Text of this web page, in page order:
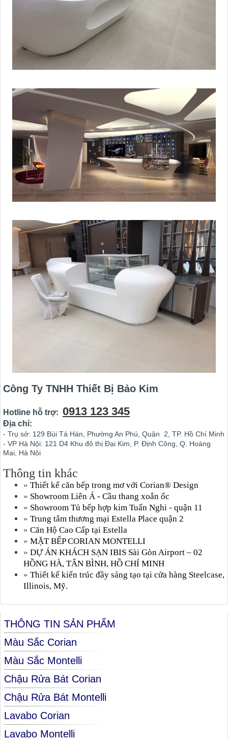
Công Ty TNHH Thiết Bị Bảo Kim
Hotline hỗ trợ: 0913 123 345
Địa chỉ:
- Trụ sở: 129 Bùi Tá Hán, Phường An Phú, Quận 2, TP. Hồ Chí Minh
- VP Hà Nội: 121 D4 Khu đô thị Đại Kim, P. Định Công, Q. Hoàng
Mai, Hà Nội
Thông tin khác
» Thiết kế căn bếp trong mơ với Corian® Design
» Showroom Liên Á - Cầu thang xoắn ốc
» Showroom Tủ bếp hợp kim Tuấn Nghi - quận 11
» Trung tâm thương mại Estella Place quận 2
» Căn Hộ Cao Cấp tại Estella
» MẶT BẾP CORIAN MONTELLI
» DỰ ÁN KHÁCH SẠN IBIS Sài Gòn Airport – 02
HỒNG HÀ, TÂN BÌNH, HỒ CHÍ MINH
» Thiết kế kiến trúc đầy sáng tạo tại cửa hàng Steelcase,
Illinois, Mỹ.
THÔNG TIN SẢN PHẨM
Màu Sắc Corian
Màu Sắc Montelli
Chậu Rửa Bát Corian
Chậu Rửa Bát Montelli
Lavabo Corian
Lavabo Montelli